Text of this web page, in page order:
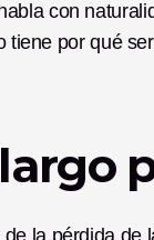
con
tiene por qué
la pérdida de